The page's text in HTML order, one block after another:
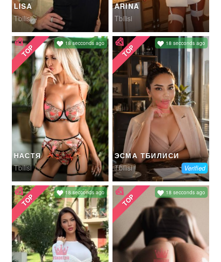
LISA
Tbilisi
ARINA
Tbilisi
НАСТЯ
Tbilisi
TOP 18 secconds ago
ЭСМА ТБИЛИСИ
Tbilisi
TOP 18 secconds ago
Verified
TOP 18 secconds ago TOP 18 secconds ago